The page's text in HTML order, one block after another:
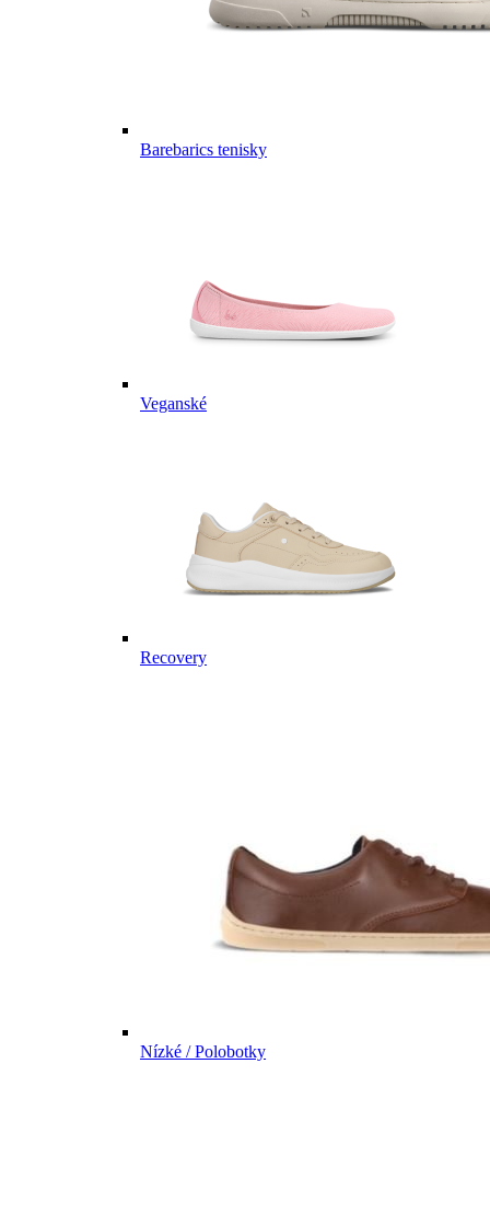
Barebarics tenisky
Veganské
Recovery
Nízké / Polobotky